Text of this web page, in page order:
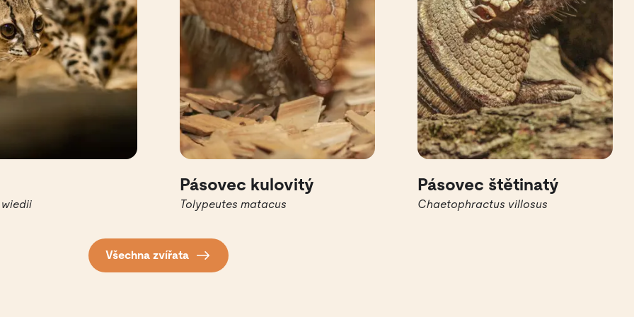
Pásovec kulovitý
Tolypeutes matacus
Pásovec štětinatý
Chaetophractus villosus
Všechna zvířata